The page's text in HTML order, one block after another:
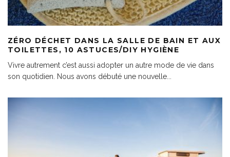
ZÉRO DÉCHET DANS LA SALLE DE BAIN ET AUX
TOILETTES, 10 ASTUCES/DIY HYGIÈNE
Vivre autrement c’est aussi adopter un autre mode de vie dans
son quotidien. Nous avons débuté une nouvelle...